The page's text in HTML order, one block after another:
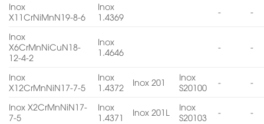
Inox
X11CrNiMnN19-8-6
Inox
1.4369
- -
Inox
X6CrMnNiCuN18-
12-4-2
Inox
1.4646
- -
Inox
X12CrMnNiN17-7-5
Inox
1.4372
Inox 201
Inox
S20100
- -
Inox X2CrMnNiN17-
7-5
Inox
1.4371
Inox 201L
Inox
S20103
- -